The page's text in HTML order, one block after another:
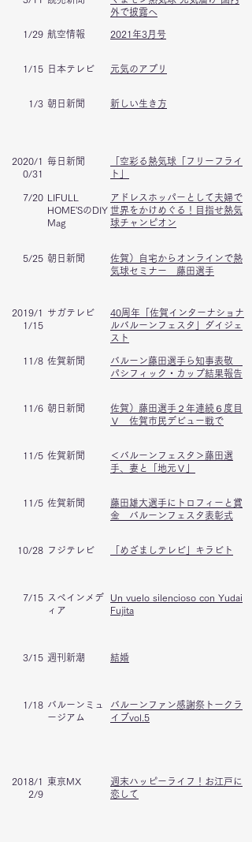
外で披露へ
1/29 航空情報 2021年3月号
1/15 日本テレビ 元気のアプリ
1/3 朝日新聞 新しい生き方
2020/1
0/31
​毎日新聞
「空彩る熱気球「フリーフライ
ト」
7/20 LIFULL
HOME'SのDIY
Mag
アドレスホッパーとして夫婦で
世界をかけめぐる！目指せ熱気
球チャンピオン
5/25 朝日新聞
佐賀）自宅からオンラインで熱
気球セミナー 藤田選手
2019/1
1/15
サガテレビ
40周年「佐賀インターナショナ
ルバルーンフェスタ」ダイジェ
スト
11/8 佐賀新聞
バルーン藤田選手ら知事表敬
パシフィック・カップ結果報告
11/6 朝日新聞
佐賀）藤田選手２年連続６度目
Ｖ 佐賀市民デビュー戦で
11/5 佐賀新聞
＜バルーンフェスタ＞藤田選
手、妻と「地元Ｖ」
11/5 佐賀新聞
藤田雄大選手にトロフィーと賞
金 バルーンフェスタ表彰式
10/28 フジテレビ 「めざましテレビ」キラビト
7/15 スペインメデ
ィア
Un vuelo silencioso con Yudai
Fujita
3/15 週刊新潮 結婚
1/18 バルーンミュ
ージアム
バルーンファン感謝祭トークラ
イブvol.5
2018/1
2/9
東京MX
週末ハッピーライフ！お江戸に
恋して